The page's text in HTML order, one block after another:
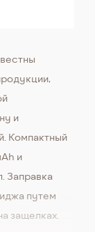
и
Компактный
и
Заправка
путем
защелках.